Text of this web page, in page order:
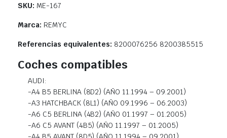
SKU: ME-167
Marca: REMYC
Referencias equivalentes: 8200076256 8200385515
Coches compatibles
AUDI:
-A4 B5 BERLINA (8D2) (AÑO 11.1994 – 09.2001)
-A3 HATCHBACK (8L1) (AÑO 09.1996 – 06.2003)
-A6 C5 BERLINA (4B2) (AÑO 01.1997 – 01.2005)
-A6 C5 AVANT (4B5) (AÑO 11.1997 – 01.2005)